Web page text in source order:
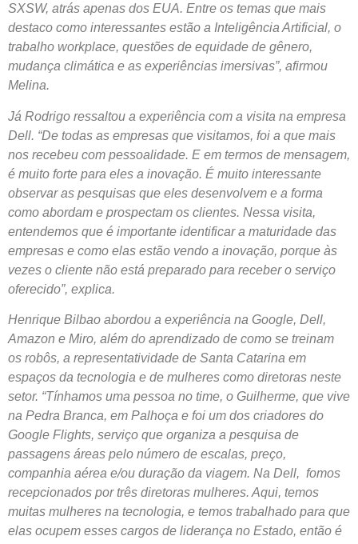
SXSW, atrás apenas dos EUA. Entre os temas que mais
destaco como interessantes estão a Inteligência Artificial, o
trabalho workplace, questões de equidade de gênero,
mudança climática e as experiências imersivas”, afirmou
Melina.
Já Rodrigo ressaltou a experiência com a visita na empresa
Dell. “De todas as empresas que visitamos, foi a que mais
nos recebeu com pessoalidade. E em termos de mensagem,
é muito forte para eles a inovação. É muito interessante
observar as pesquisas que eles desenvolvem e a forma
como abordam e prospectam os clientes. Nessa visita,
entendemos que é importante identificar a maturidade das
empresas e como elas estão vendo a inovação, porque às
vezes o cliente não está preparado para receber o serviço
oferecido”, explica.
Henrique Bilbao abordou a experiência na Google, Dell,
Amazon e Miro, além do aprendizado de como se treinam
os robôs, a representatividade de Santa Catarina em
espaços da tecnologia e de mulheres como diretoras neste
setor. “Tínhamos uma pessoa no time, o Guilherme, que vive
na Pedra Branca, em Palhoça e foi um dos criadores do
Google Flights, serviço que organiza a pesquisa de
passagens áreas pelo número de escalas, preço,
companhia aérea e/ou duração da viagem. Na Dell, fomos
recepcionados por três diretoras mulheres. Aqui, temos
muitas mulheres na tecnologia, e temos trabalhado para que
elas ocupem esses cargos de liderança no Estado, então é